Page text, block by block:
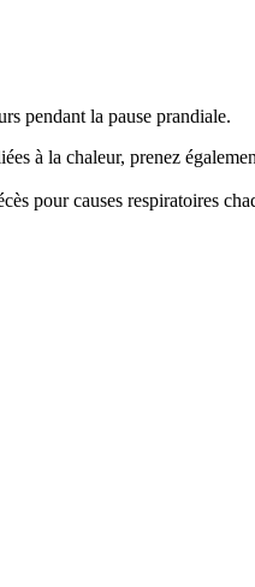
pendant la pause prandiale.
à la chaleur, prenez
pour causes respiratoires